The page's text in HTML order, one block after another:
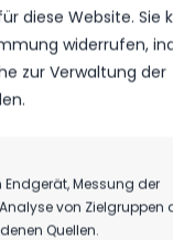
diese Website. Sie
widerrufen,
zur Verwaltung der
Messung der
von Zielgruppen
Quellen.
13. JANUAR 2024 11:40